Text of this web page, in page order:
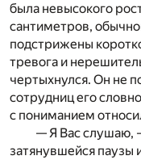
была невысокого
сантиметров,
подстрижены
тревога и
чертыхнулся. Он не
сотрудниц его
с пониманием
— Я Вас слушаю,
затянувшейся паузы